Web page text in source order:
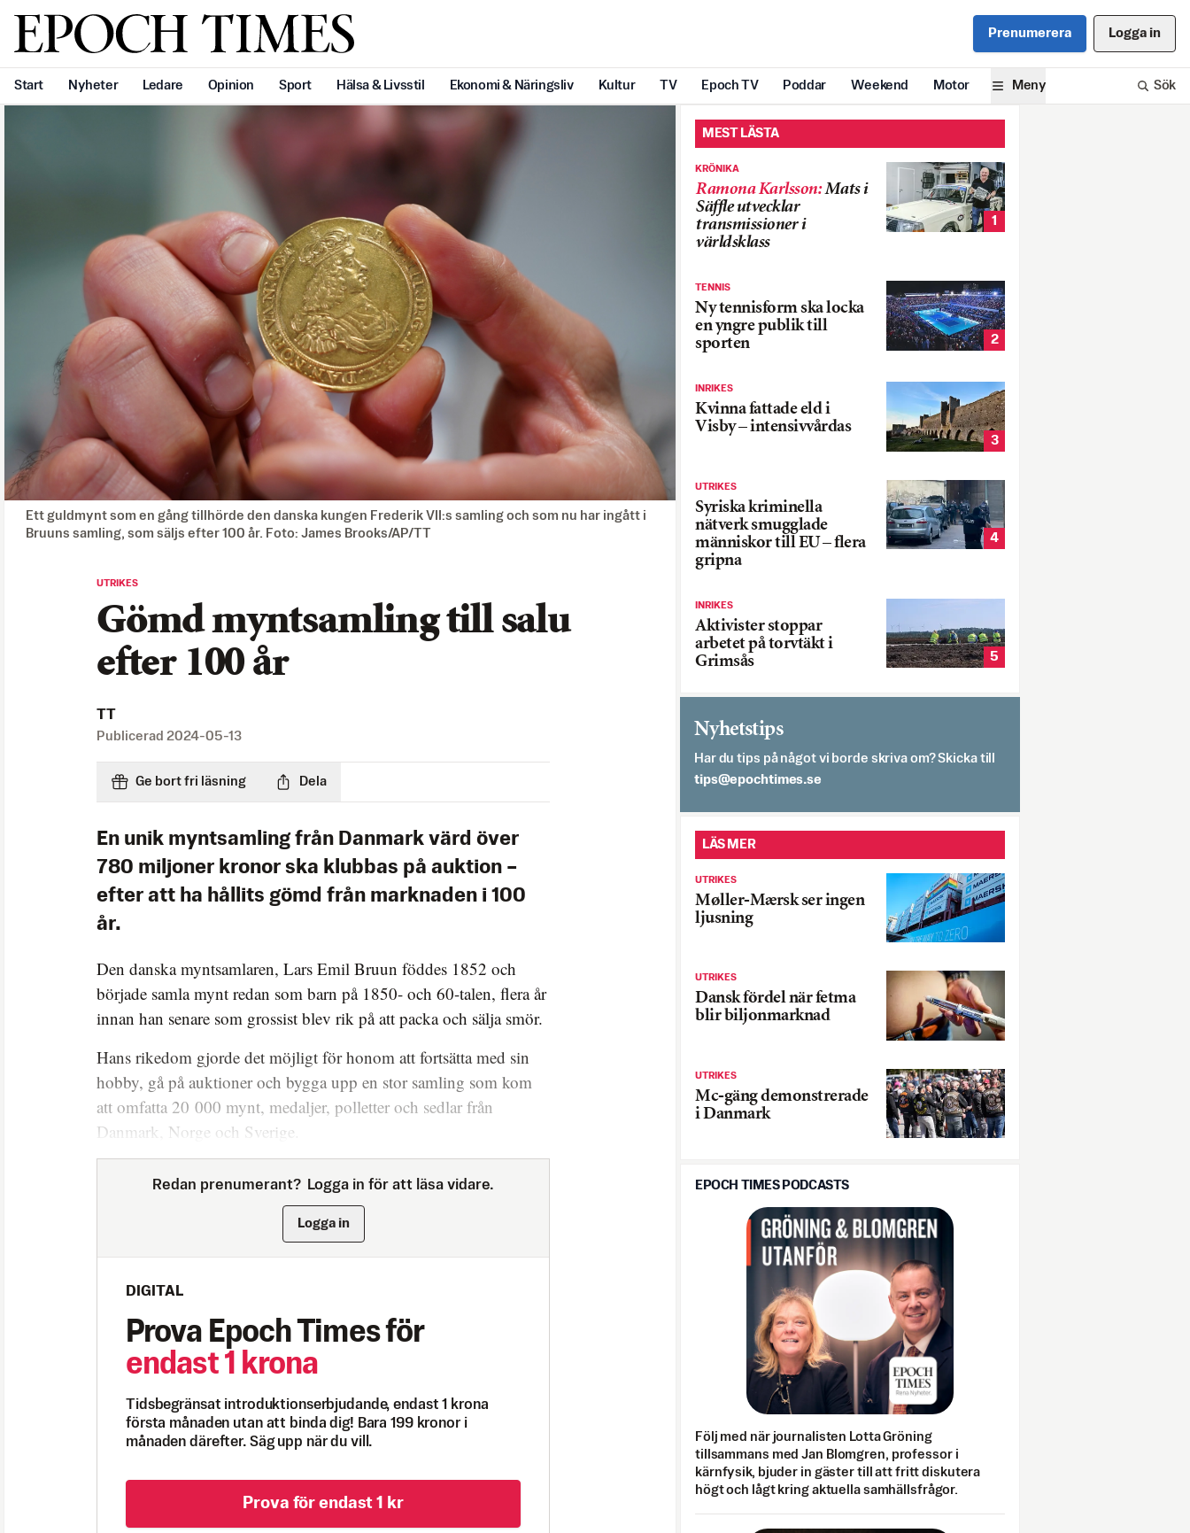
Svenska Epoch Times Prenumerera Logga in
Start Nyheter Ledare Opinion Sport Hälsa & Livsstil Ekonomi & Näringsliv Kultur TV Epoch TV Poddar Weekend Motor Meny Sök
Ett guldmynt som en gång tillhörde den danska kungen Frederik VII:s samling och som nu har ingått i
Bruuns samling, som säljs efter 100 år. Foto: James Brooks/AP/TT
UTRIKES
Gömd myntsamling till salu
efter 100 år
TT
Publicerad 2024-05-13
Ge bort fri läsning Dela
En unik myntsamling från Danmark värd över
780 miljoner kronor ska klubbas på auktion –
efter att ha hållits gömd från marknaden i 100
år.
Den danska myntsamlaren, Lars Emil Bruun föddes 1852 och
började samla mynt redan som barn på 1850- och 60-talen, flera år
innan han senare som grossist blev rik på att packa och sälja smör.
Hans rikedom gjorde det möjligt för honom att fortsätta med sin
hobby, gå på auktioner och bygga upp en stor samling som kom
att omfatta 20 000 mynt, medaljer, polletter och sedlar från
Danmark, Norge och Sverige.
Redan prenumerant? Logga in för att läsa vidare.
Logga in
DIGITAL
Prova Epoch Times för
endast 1 krona
Tidsbegränsat introduktionserbjudande, endast 1 krona
första månaden utan att binda dig! Bara 199 kronor i
månaden därefter. Säg upp när du vill.
Prova för endast 1 kr
MEST LÄSTA
KRÖNIKA
Ramona Karlsson:Mats i
Säffle utvecklar
transmissioner i
världsklass
1
TENNIS
Ny tennisform ska locka
en yngre publik till
sporten
2
INRIKES
Kvinna fattade eld i
Visby – intensivvårdas
3
UTRIKES
Syriska kriminella
nätverk smugglade
människor till EU – flera
gripna
4
INRIKES
Aktivister stoppar
arbetet på torvtäkt i
Grimsås
5
Nyhetstips
Har du tips på något vi borde skriva om? Skicka till
es.semithcope@spit
LÄS MER
UTRIKES
Møller-Mærsk ser ingen
ljusning
UTRIKES
Dansk fördel när fetma
blir biljonmarknad
UTRIKES
Mc-gäng demonstrerade
i Danmark
EPOCH TIMES PODCASTS
Följ med när journalisten Lotta Gröning
tillsammans med Jan Blomgren, professor i
kärnfysik, bjuder in gäster till att fritt diskutera
högt och lågt kring aktuella samhällsfrågor.